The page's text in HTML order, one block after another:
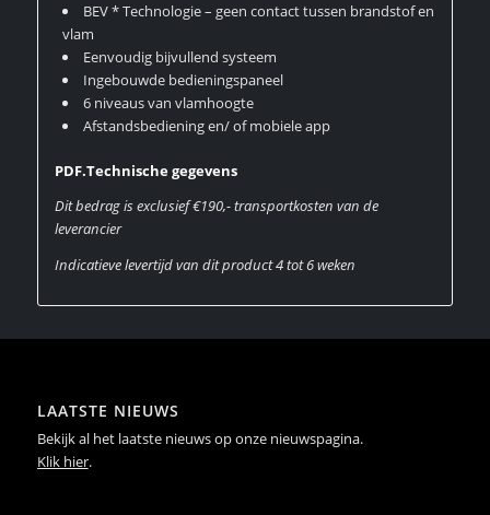
BEV * Technologie – geen contact tussen brandstof en
vlam
Eenvoudig bijvullend systeem
Ingebouwde bedieningspaneel
6 niveaus van vlamhoogte
Afstandsbediening en/ of mobiele app
PDF.Technische gegevens
Dit bedrag is exclusief €190,- transportkosten van de
leverancier
Indicatieve levertijd van dit product 4 tot 6 weken
LAATSTE NIEUWS
Bekijk al het laatste nieuws op onze nieuwspagina.
Klik hier.